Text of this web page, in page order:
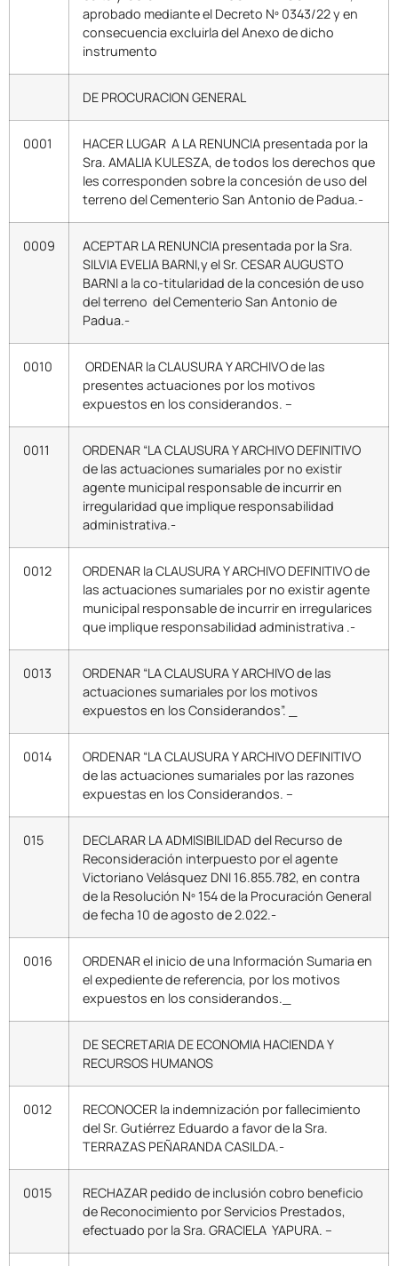
aprobado mediante el Decreto Nº 0343/22 y en
consecuencia excluirla del Anexo de dicho
instrumento
DE PROCURACION GENERAL
0001
HACER LUGAR A LA RENUNCIA presentada por la
Sra. AMALIA KULESZA, de todos los derechos que
les corresponden sobre la concesión de uso del
terreno del Cementerio San Antonio de Padua.-
0009
ACEPTAR LA RENUNCIA presentada por la Sra.
SILVIA EVELIA BARNI,y el Sr. CESAR AUGUSTO
BARNI a la co-titularidad de la concesión de uso
del terreno del Cementerio San Antonio de
Padua.-
0010
ORDENAR la CLAUSURA Y ARCHIVO de las
presentes actuaciones por los motivos
expuestos en los considerandos. –
0011
ORDENAR “LA CLAUSURA Y ARCHIVO DEFINITIVO
de las actuaciones sumariales por no existir
agente municipal responsable de incurrir en
irregularidad que implique responsabilidad
administrativa.-
0012
ORDENAR la CLAUSURA Y ARCHIVO DEFINITIVO de
las actuaciones sumariales por no existir agente
municipal responsable de incurrir en irregularices
que implique responsabilidad administrativa .-
0013
ORDENAR “LA CLAUSURA Y ARCHIVO de las
actuaciones sumariales por los motivos
expuestos en los Considerandos”. _
0014
ORDENAR “LA CLAUSURA Y ARCHIVO DEFINITIVO
de las actuaciones sumariales por las razones
expuestas en los Considerandos. –
015
DECLARAR LA ADMISIBILIDAD del Recurso de
Reconsideración interpuesto por el agente
Victoriano Velásquez DNI 16.855.782, en contra
de la Resolución Nº 154 de la Procuración General
de fecha 10 de agosto de 2.022.-
0016
ORDENAR el inicio de una Información Sumaria en
el expediente de referencia, por los motivos
expuestos en los considerandos._
DE SECRETARIA DE ECONOMIA HACIENDA Y
RECURSOS HUMANOS
0012
RECONOCER la indemnización por fallecimiento
del Sr. Gutiérrez Eduardo a favor de la Sra.
TERRAZAS PEÑARANDA CASILDA.-
0015
RECHAZAR pedido de inclusión cobro beneficio
de Reconocimiento por Servicios Prestados,
efectuado por la Sra. GRACIELA YAPURA. –